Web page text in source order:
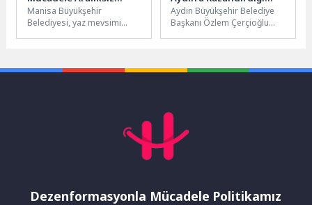
Sürüyor
Manisa Büyükşehir
Belediyesi, yaz mevsimi
Ulaşım Yatırımlarında
Çalışmalar Devam Ediyor
Aydın Büyükşehir Belediye
Başkanı Özlem Çerçioğlu
devam ediyor.Aydın
Dezenformasyonla Mücadele Politikamız